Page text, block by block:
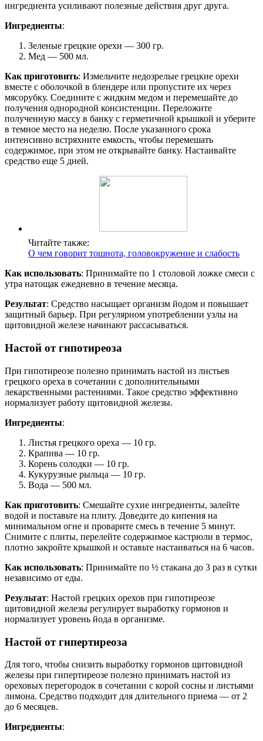
ингредиента усиливают полезные действия друг друга.
Ингредиенты:
Зеленые грецкие орехи — 300 гр.
Мед — 500 мл.
Как приготовить: Измельчите недозрелые грецкие орехи
вместе с оболочкой в блендере или пропустите их через
мясорубку. Соедините с жидким медом и перемешайте до
получения однородной консистенции. Переложите
полученную массу в банку с герметичной крышкой и уберите
в темное место на неделю. После указанного срока
интенсивно встряхните емкость, чтобы перемешать
содержимое, при этом не открывайте банку. Настаивайте
средство еще 5 дней.
Читайте также:
О чем говорит тошнота, головокружение и слабость
Как использовать: Принимайте по 1 столовой ложке смеси с
утра натощак ежедневно в течение месяца.
Результат: Средство насыщает организм йодом и повышает
защитный барьер. При регулярном употреблении узлы на
щитовидной железе начинают рассасываться.
Настой от гипотиреоза
При гипотиреозе полезно принимать настой из листьев
грецкого ореха в сочетании с дополнительными
лекарственными растениями. Такое средство эффективно
нормализует работу щитовидной железы.
Ингредиенты:
Листья грецкого ореха — 10 гр.
Крапива — 10 гр.
Корень солодки — 10 гр.
Кукурузные рыльца — 10 гр.
Вода — 500 мл.
Как приготовить: Смешайте сухие ингредиенты, залейте
водой и поставьте на плиту. Доведите до кипения на
минимальном огне и проварите смесь в течение 5 минут.
Снимите с плиты, перелейте содержимое кастрюли в термос,
плотно закройте крышкой и оставьте настаиваться на 6 часов.
Как использовать: Принимайте по ½ стакана до 3 раз в сутки
независимо от еды.
Результат: Настой грецких орехов при гипотиреозе
щитовидной железы регулирует выработку гормонов и
нормализует уровень йода в организме.
Настой от гипертиреоза
Для того, чтобы снизить выработку гормонов щитовидной
железы при гипертиреозе полезно принимать настой из
ореховых перегородок в сочетании с корой сосны и листьями
лимона. Средство подходит для длительного приема — от 2
до 6 месяцев.
Ингредиенты: